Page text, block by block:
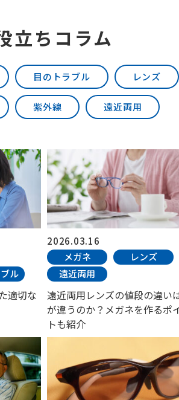
立ちコラム
目のトラブル レンズ
紫外線 遠近両用
ル
適切な
2026.03.16
メガネ
レンズ
遠近両用
遠近両用レンズの値段の違い
が違うのか？メガネを作るポ
トも紹介